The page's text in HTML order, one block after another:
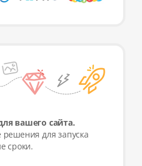
вашего сайта.
для запуска
сроки.